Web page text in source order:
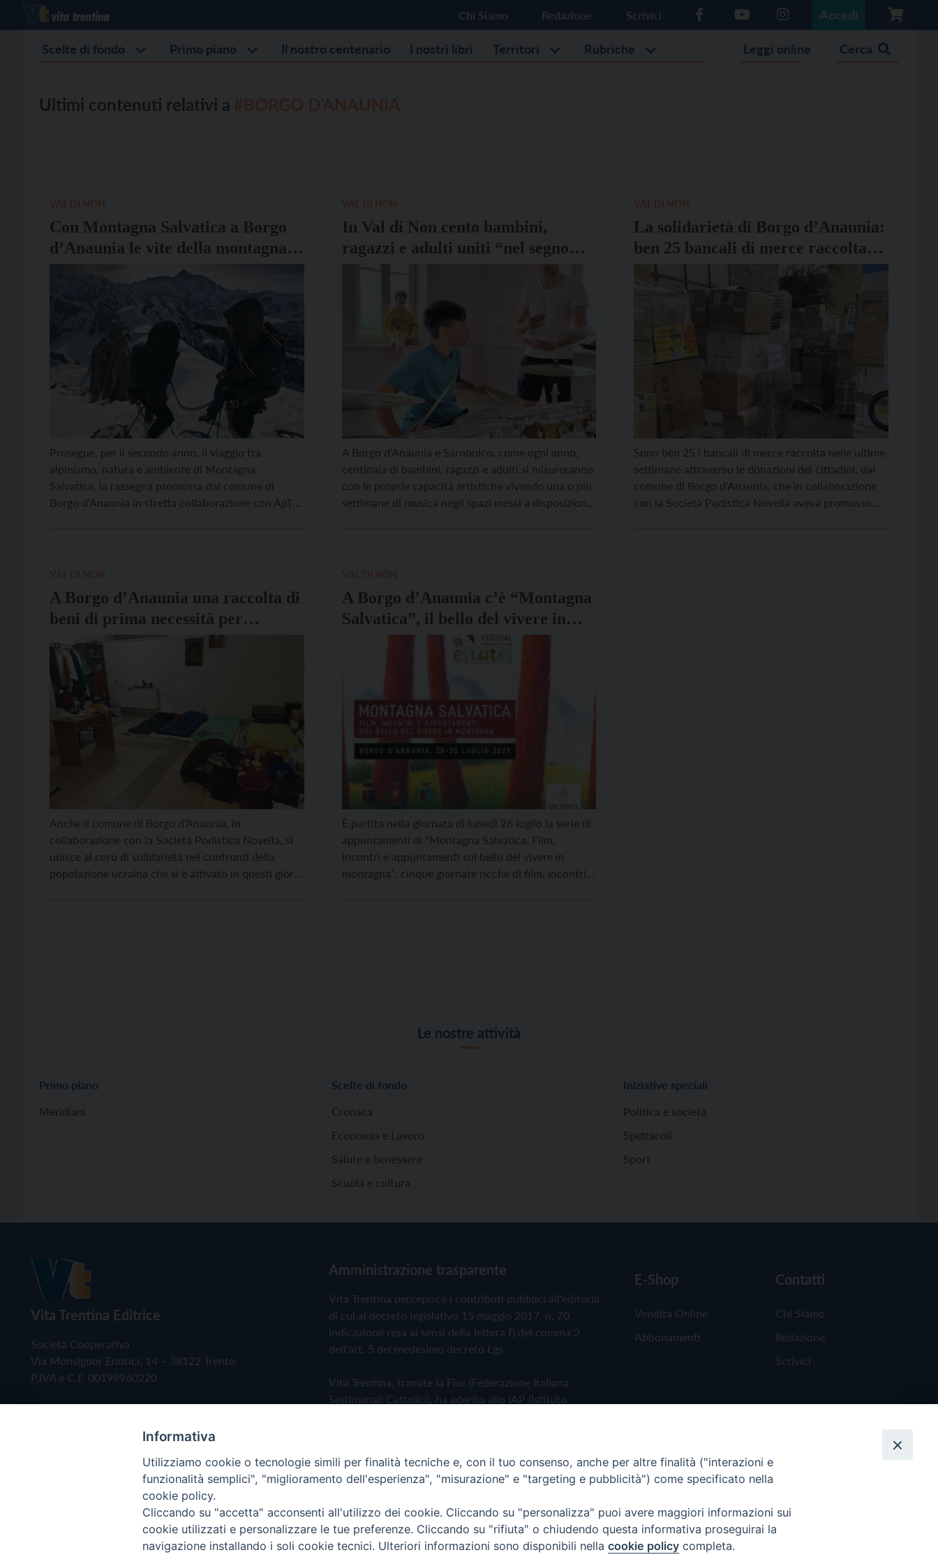
Chi Siamo Redazione Scrivici Accedi
Scelte di fondo Primo piano Il nostro centenario I nostri libri Territori Rubriche Leggi online Cerca
Ultimi contenuti relativi a
Con Montagna Salvatica a Borgo
d’Anaunia le vite della montagna e
della sua gente
Prosegue, per il secondo anno, il viaggio tra
alpinismo, natura e ambiente di Montagna
Salvatica, la rassegna promossa dal comune di
Borgo d’Anaunia in stretta collaborazione con ApT
In Val di Non cento bambini,
ragazzi e adulti uniti “nel segno
della musica” per il Campus Estivo
A Borgo d’Anaunia e Sarnonico, come ogni anno,
centinaia di bambini, ragazzi e adulti si misureranno
con le proprie capacità artistiche vivendo una o più
settimane di musica negli spazi messi a disposizione
La solidarietà di Borgo d’Anaunia:
ben 25 bancali di merce raccolta
per l’Ucraina
Sono ben 25 i bancali di merce raccolta nelle ultime
settimane attraverso le donazioni dei cittadini, dal
comune di Borgo d’Anaunia, che in collaborazione
con la Società Podistica Novella aveva promosso
A Borgo d’Anaunia una raccolta di
beni di prima necessità per
l’Ucraina
Anche il comune di Borgo d’Anaunia, in
collaborazione con la Società Podistica Novella, si
unisce al coro di solidarietà nei confronti della
popolazione ucraina che si è attivato in questi giorni
A Borgo d’Anaunia c’è “Montagna
Salvatica”, il bello del vivere in
montagna
È partita nella giornata di lunedì 26 luglio la serie di
appuntamenti di “Montagna Salvatica. Film,
incontri e appuntamenti sul bello del vivere in
montagna”: cinque giornate ricche di film, incontri e
Le nostre attività
Primo piano
Meridiani
Scelte di fondo
Cronaca
Economia e Lavoro
Salute e benessere
Scuola e cultura
Iniziative speciali
Politica e società
Spettacoli
Sport
Vita Trentina Editrice
Società Cooperativa
Via Monsignor Endrici, 14 – 38122 Trento
P.IVA e C.F. 00199960220
Amministrazione trasparente
Vita Trentina percepisce i contributi pubblici all'editoria
di cui al decreto legislativo 15 maggio 2017, n. 70.
Indicazione resa ai sensi della lettera f) del comma 2
dell'art. 5 del medesimo decreto Lgs.
Vita Trentina, tramite la Fisc (Federazione Italiana
Settimanali Cattolici), ha aderito allo IAP (Istituto
Privacy Policy Cookie Policy
E-Shop
Vendita Online
Abbonamenti
Contatti
Chi Siamo
Redazione
Scrivici
Copyright © 2019 - Tutti i diritti riservati - Vita Trentina Editrice
Informativa
Utilizziamo cookie o tecnologie simili per finalità tecniche e, con il tuo consenso, anche per altre finalità ("interazioni e
funzionalità semplici", "miglioramento dell'esperienza", "misurazione" e "targeting e pubblicità") come specificato nella
cookie policy.
Cliccando su "accetta" acconsenti all'utilizzo dei cookie. Cliccando su "personalizza" puoi avere maggiori informazioni sui
cookie utilizzati e personalizzare le tue preferenze. Cliccando su "rifiuta" o chiudendo questa informativa proseguirai la
navigazione installando i soli cookie tecnici. Ulteriori informazioni sono disponibili nella cookie policy completa.